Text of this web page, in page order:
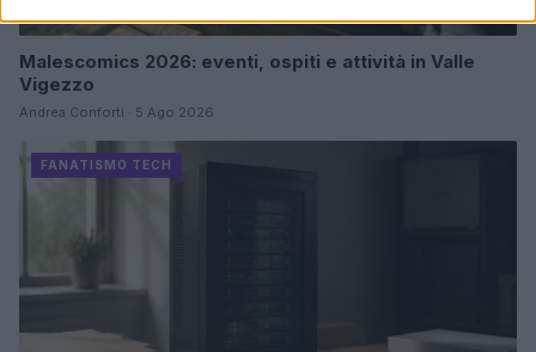
Malescomics 2026: eventi, ospiti e attività in Valle
Vigezzo
Andrea Conforti · 5 Ago 2026
FANATISMO TECH